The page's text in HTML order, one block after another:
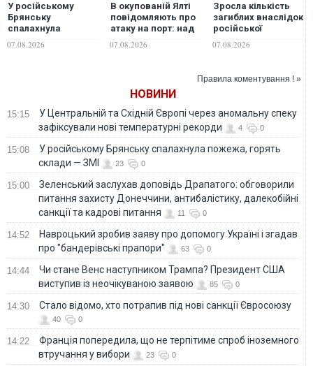
У російському
Брянську
спалахнула
пожежа, горять
склади — ЗМІ
07.08.2026
В окупованій Ялті
повідомляють про
атаку на порт: над
містом навис стовп
чорного диму.
07.08.2026
Зросла кількість
загиблих внаслідок
російської
масованої атаки 5
серпня
07.08.2026
Правила коментування ! »
НОВИНИ
15:15
У Центральній та Східній Європі через аномальну спеку
зафіксували нові температурні рекорди
4 0
15:08
У російському Брянську спалахнула пожежа, горять
склади — ЗМІ
23 0
15:00
Зеленський заслухав доповідь Драпатого: обговорили
питання захисту Донеччини, антибалістику, далекобійні
санкції та кадрові питання
11 0
14:52
Навроцький зробив заяву про допомогу Україні і згадав
про "бандерівські прапори"
63 0
14:44
Чи стане Венс наступником Трампа? Президент США
виступив із неочікуваною заявою
85 0
14:30 Стало відомо, хто потрапив під нові санкції Євросоюзу
40 0
14:22
Франція попередила, що не терпітиме спроб іноземного
втручання у вибори
23 0